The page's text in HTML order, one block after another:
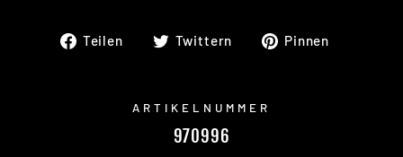
Teilen
Auf
Twittern
Auf
Pinnen
ARTIKELNUMMER
970996